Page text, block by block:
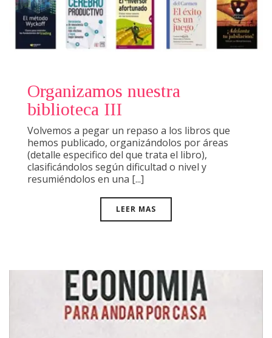
Organizamos nuestra
biblioteca III
Volvemos a pegar un repaso a los libros que
hemos publicado, organizándolos por áreas
(detalle especifico del que trata el libro),
clasificándolos según dificultad o nivel y
resumiéndolos en una [...]
LEER MAS